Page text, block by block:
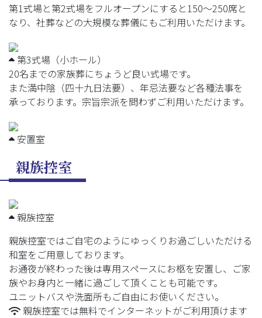
第1式場と第2式場をフルオープンにすると150～250席と
なり、社葬などの大規模な葬儀にもご利用いただけます。
第3式場（小ホール）
20名までの家族葬にちょうど良い式場です。
また満中陰（四十九日法要）、年忌法要など各種法事を
承っております。宗旨宗派を問わずご利用いただけます。
安置室
親族控室
親族控室
親族控室ではご自宅のようにゆっくりお過ごしいただける
和室をご用意しております。
お通夜が終わった後は専用スペースにお柩を安置し、ご家
族やお身内と一緒に過ごして頂くことも可能です。
ユニットバスや洗面所もご自由にお使いください。
親族控室では無料でインターネットがご利用頂けます